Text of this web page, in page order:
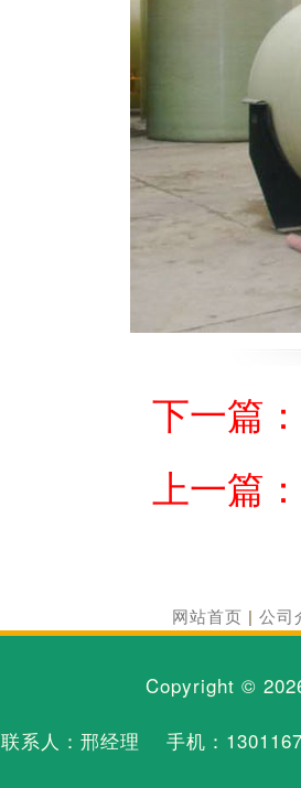
下一篇
上一篇
网站首页 | 公司
Copyright ©
联系人：邢经理 手机：